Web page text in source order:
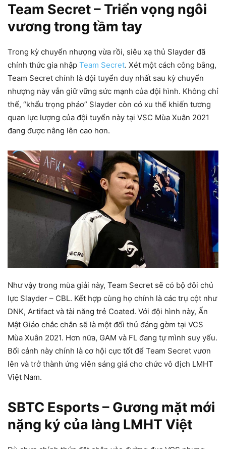
Team Secret – Triển vọng ngôi
vương trong tầm tay
Trong kỳ chuyển nhượng vừa rồi, siêu xạ thủ Slayder đã
chính thức gia nhập Team Secret. Xét một cách công bằng,
Team Secret chính là đội tuyển duy nhất sau kỳ chuyển
nhượng này vẫn giữ vững sức mạnh của đội hình. Không chỉ
thế, “khẩu trọng pháo” Slayder còn có xu thế khiến tương
quan lực lượng của đội tuyển này tại VSC Mùa Xuân 2021
đang được nâng lên cao hơn.
Như vậy trong mùa giải này, Team Secret sẽ có bộ đôi chủ
lực Slayder – CBL. Kết hợp cùng họ chính là các trụ cột như
DNK, Artifact và tài năng trẻ Coated. Với đội hình này, Ẩn
Mật Giáo chắc chắn sẽ là một đối thủ đáng gờm tại VCS
Mùa Xuân 2021. Hơn nữa, GAM và FL đang tự mình suy yếu.
Bối cảnh này chính là cơ hội cực tốt để Team Secret vươn
lên và trở thành ứng viên sáng giá cho chức vô địch LMHT
Việt Nam.
SBTC Esports – Gương mặt mới
nặng ký của làng LMHT Việt